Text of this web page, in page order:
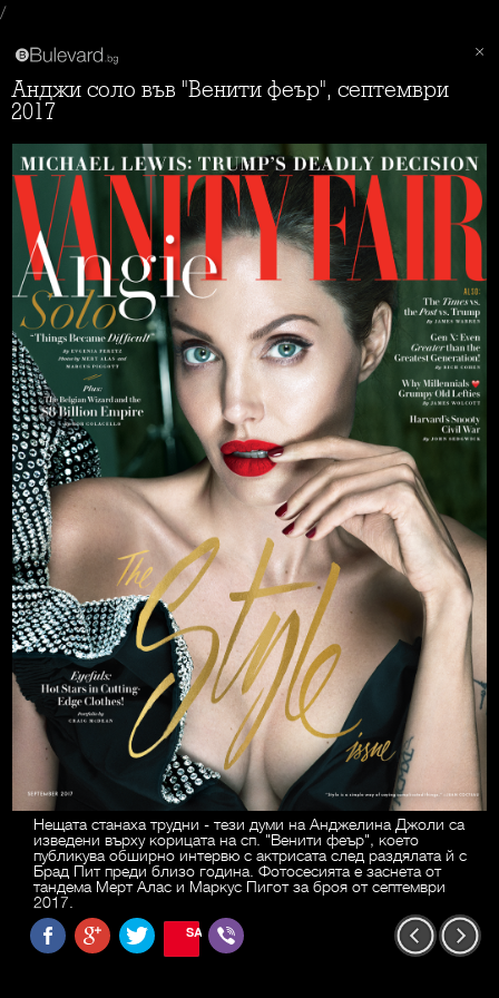
/
Анджи соло във "Венити феър", септември
2017
Нещата станаха трудни - тези думи на Анджелина Джоли са
изведени върху корицата на сп. "Венити феър", което
публикува обширно интервю с актрисата след раздялата й с
Брад Пит преди близо година. Фотосесията е заснета от
тандема Мерт Алас и Маркус Пигот за броя от септември
2017.
SAVE